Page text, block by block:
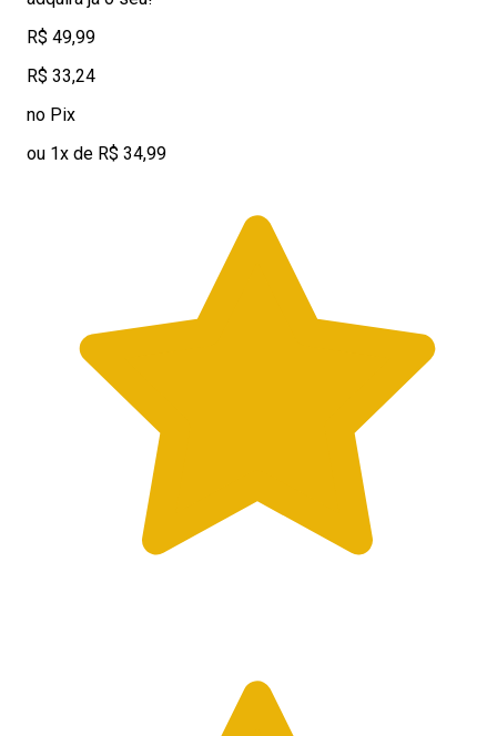
R$ 49,99
R$ 33,24
no Pix
ou 1x de R$ 34,99